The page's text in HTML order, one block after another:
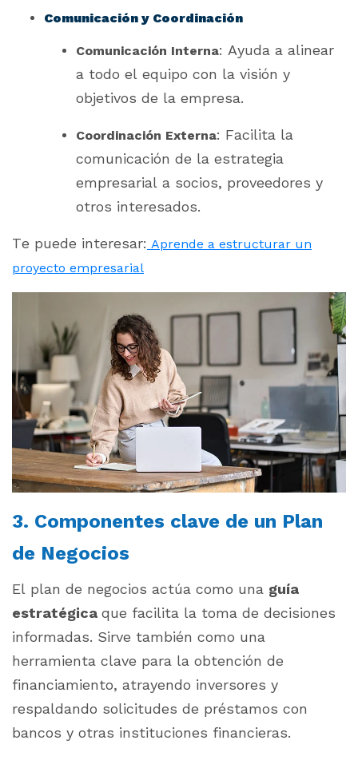
Comunicación y Coordinación
Comunicación Interna: Ayuda a alinear
a todo el equipo con la visión y
objetivos de la empresa.
Coordinación Externa: Facilita la
comunicación de la estrategia
empresarial a socios, proveedores y
otros interesados.
Te puede interesar: Aprende a estructurar un
proyecto empresarial
3. Componentes clave de un Plan
de Negocios
El plan de negocios actúa como una guía
estratégica que facilita la toma de decisiones
informadas. Sirve también como una
herramienta clave para la obtención de
financiamiento, atrayendo inversores y
respaldando solicitudes de préstamos con
bancos y otras instituciones financieras.